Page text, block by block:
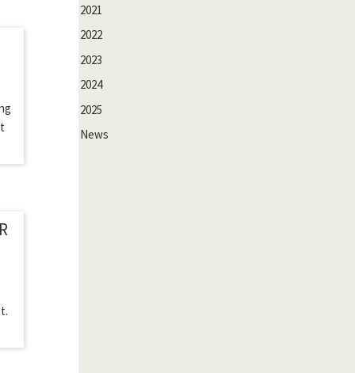
2021
2022
2023
2024
2025
News